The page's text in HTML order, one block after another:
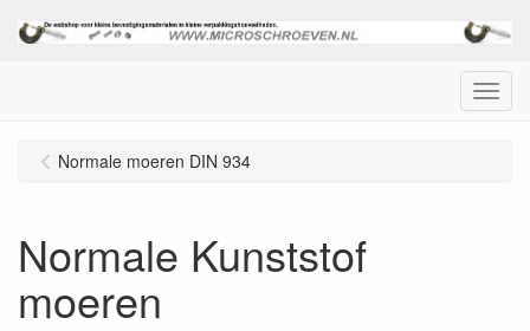
Menu
Normale moeren DIN 934
Normale Kunststof
moeren